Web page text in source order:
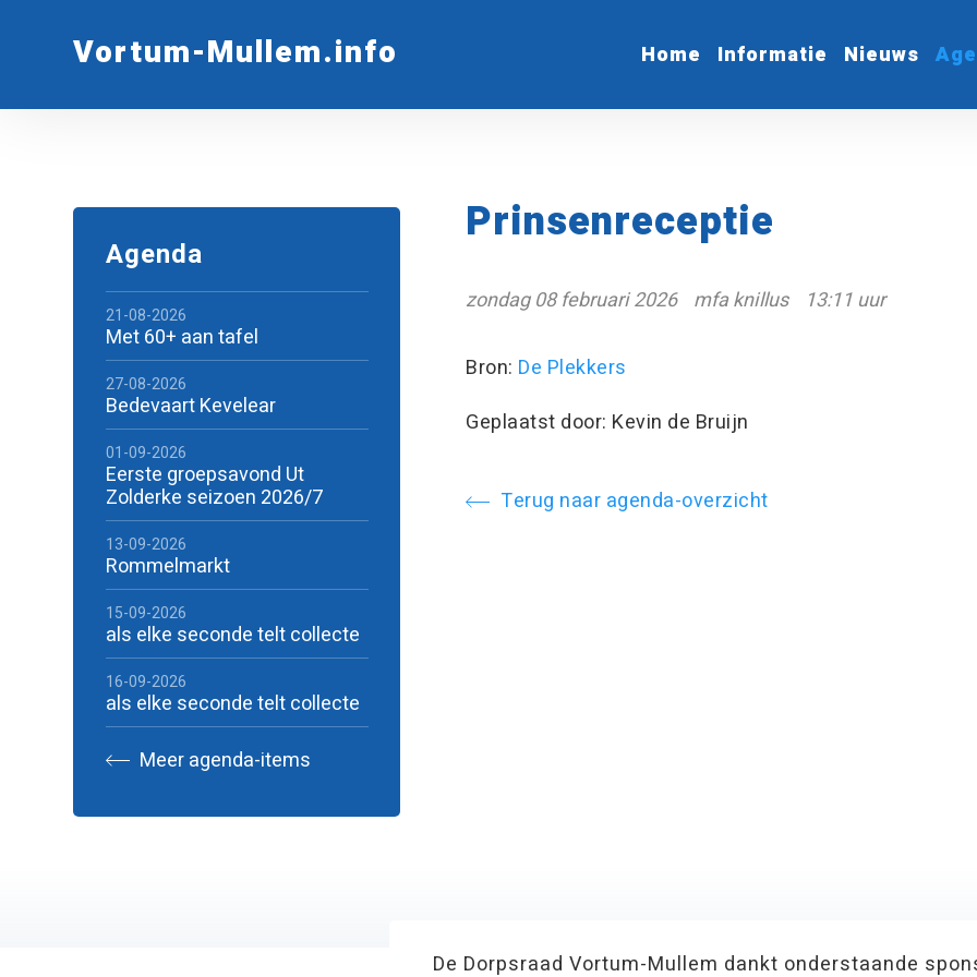
Vortum-Mullem.info Home Informatie Nieuws
Prinsenreceptie
zondag 08 februari 2026 mfa knillus 13:11 uur
Bron: De Plekkers
Geplaatst door: Kevin de Bruijn
Terug naar agenda-overzicht
Agenda
21-08-2026
Met 60+ aan tafel
27-08-2026
Bedevaart Kevelear
01-09-2026
Eerste groepsavond Ut
Zolderke seizoen 2026/7
13-09-2026
Rommelmarkt
15-09-2026
als elke seconde telt collecte
16-09-2026
als elke seconde telt collecte
Meer agenda-items
De Dorpsraad Vortum-Mullem dankt onderstaande